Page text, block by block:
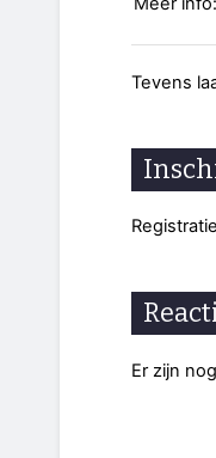
Tevens
Er zijn